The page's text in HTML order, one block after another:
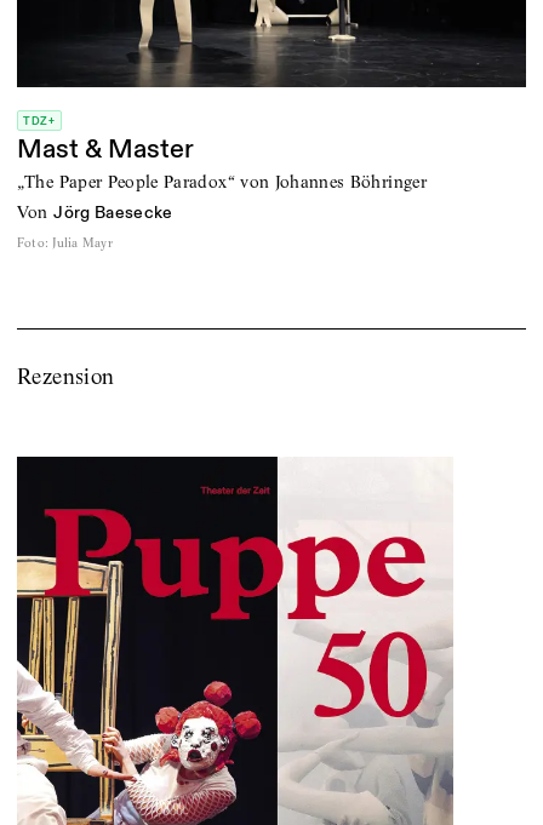
TDZ+
Mast & Master
„The Paper People Paradox“ von Johannes Böhringer
von Jörg Baesecke
Foto: Julia Mayr
Rezension